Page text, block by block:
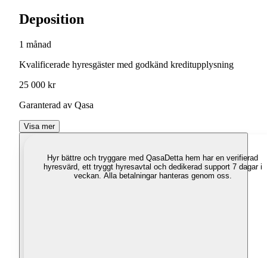
Deposition
1 månad
Kvalificerade hyresgäster med godkänd kreditupplysning
25 000 kr
Garanterad av Qasa
Visa mer
Hyr bättre och tryggare med QasaDetta hem har en verifierad
hyresvärd, ett tryggt hyresavtal och dedikerad support 7 dagar i
veckan. Alla betalningar hanteras genom oss.